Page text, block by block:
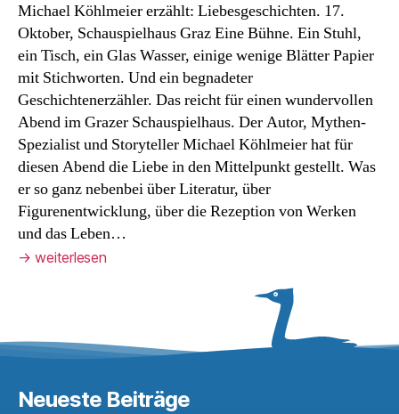
Michael Köhlmeier erzählt: Liebesgeschichten. 17.
Oktober, Schauspielhaus Graz Eine Bühne. Ein Stuhl,
ein Tisch, ein Glas Wasser, einige wenige Blätter Papier
mit Stichworten. Und ein begnadeter
Geschichtenerzähler. Das reicht für einen wundervollen
Abend im Grazer Schauspielhaus. Der Autor, Mythen-
Spezialist und Storyteller Michael Köhlmeier hat für
diesen Abend die Liebe in den Mittelpunkt gestellt. Was
er so ganz nebenbei über Literatur, über
Figurenentwicklung, über die Rezeption von Werken
und das Leben…
→ weiterlesen
Neueste Beiträge